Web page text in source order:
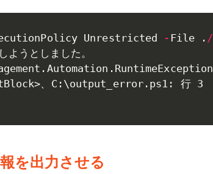
Unrestricted - File . /
うとしました。
. Automation . RuntimeException
、C:\output_error .
を出力させる